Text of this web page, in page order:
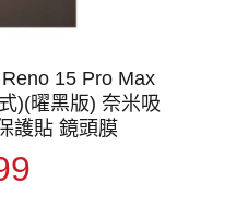
15 Pro Max
護貼 鏡頭膜